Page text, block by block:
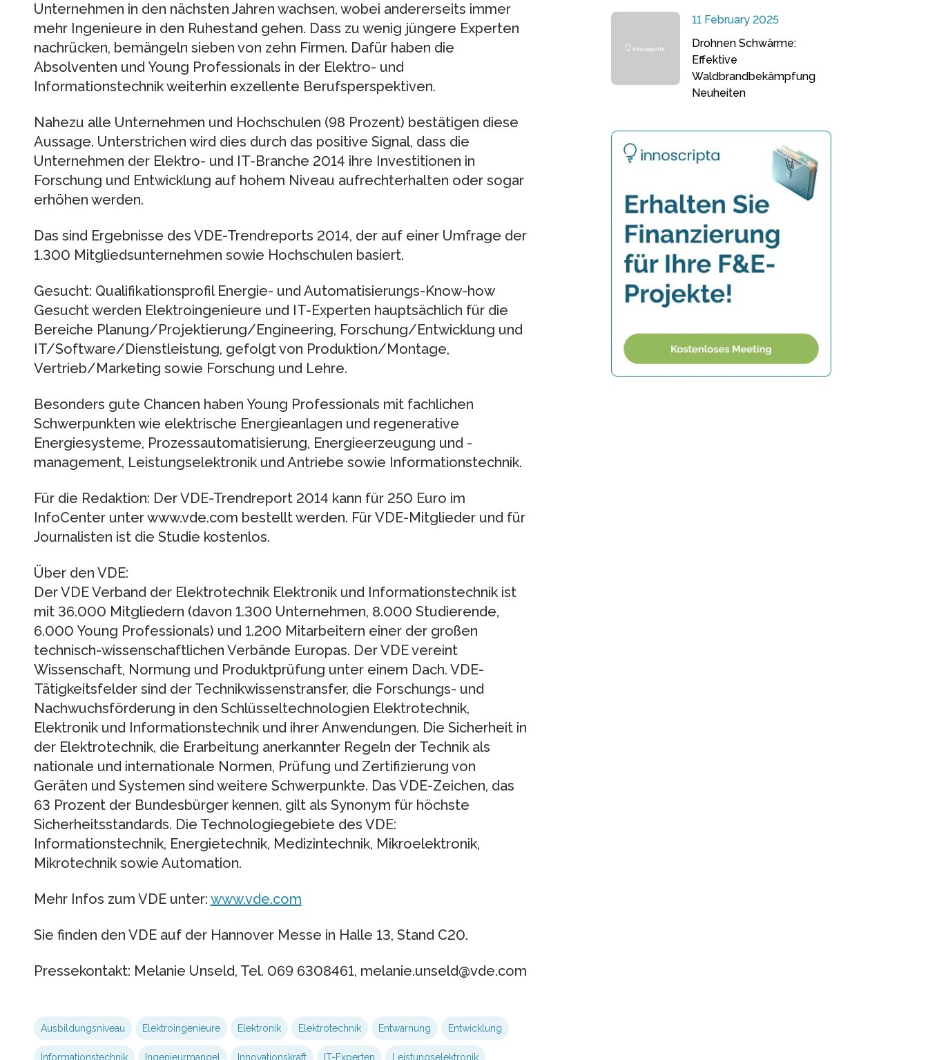
Unternehmen in den nächsten Jahren wachsen, wobei andererseits immer
mehr Ingenieure in den Ruhestand gehen. Dass zu wenig jüngere Experten
nachrücken, bemängeln sieben von zehn Firmen. Dafür haben die
Absolventen und Young Professionals in der Elektro- und
Informationstechnik weiterhin exzellente Berufsperspektiven.
Nahezu alle Unternehmen und Hochschulen (98 Prozent) bestätigen diese
Aussage. Unterstrichen wird dies durch das positive Signal, dass die
Unternehmen der Elektro- und IT-Branche 2014 ihre Investitionen in
Forschung und Entwicklung auf hohem Niveau aufrechterhalten oder sogar
erhöhen werden.
Das sind Ergebnisse des VDE-Trendreports 2014, der auf einer Umfrage der
1.300 Mitgliedsunternehmen sowie Hochschulen basiert.
Gesucht: Qualifikationsprofil Energie- und Automatisierungs-Know-how
Gesucht werden Elektroingenieure und IT-Experten hauptsächlich für die
Bereiche Planung/Projektierung/Engineering, Forschung/Entwicklung und
IT/Software/Dienstleistung, gefolgt von Produktion/Montage,
Vertrieb/Marketing sowie Forschung und Lehre.
Besonders gute Chancen haben Young Professionals mit fachlichen
Schwerpunkten wie elektrische Energieanlagen und regenerative
Energiesysteme, Prozessautomatisierung, Energieerzeugung und -
management, Leistungselektronik und Antriebe sowie Informationstechnik.
Für die Redaktion: Der VDE-Trendreport 2014 kann für 250 Euro im
InfoCenter unter www.vde.com bestellt werden. Für VDE-Mitglieder und für
Journalisten ist die Studie kostenlos.
Über den VDE:
Der VDE Verband der Elektrotechnik Elektronik und Informationstechnik ist
mit 36.000 Mitgliedern (davon 1.300 Unternehmen, 8.000 Studierende,
6.000 Young Professionals) und 1.200 Mitarbeitern einer der großen
technisch-wissenschaftlichen Verbände Europas. Der VDE vereint
Wissenschaft, Normung und Produktprüfung unter einem Dach. VDE-
Tätigkeitsfelder sind der Technikwissenstransfer, die Forschungs- und
Nachwuchsförderung in den Schlüsseltechnologien Elektrotechnik,
Elektronik und Informationstechnik und ihrer Anwendungen. Die Sicherheit in
der Elektrotechnik, die Erarbeitung anerkannter Regeln der Technik als
nationale und internationale Normen, Prüfung und Zertifizierung von
Geräten und Systemen sind weitere Schwerpunkte. Das VDE-Zeichen, das
63 Prozent der Bundesbürger kennen, gilt als Synonym für höchste
Sicherheitsstandards. Die Technologiegebiete des VDE:
Informationstechnik, Energietechnik, Medizintechnik, Mikroelektronik,
Mikrotechnik sowie Automation.
Mehr Infos zum VDE unter: www.vde.com
Sie finden den VDE auf der Hannover Messe in Halle 13, Stand C20.
Pressekontakt: Melanie Unseld, Tel. 069 6308461, melanie.unseld@vde.com
Ausbildungsniveau Elektroingenieure Elektronik Elektrotechnik Entwarnung Entwicklung
Informationstechnik Ingenieurmangel Innovationskraft IT-Experten Leistungselektronik
11 February 2025
Drohnen Schwärme:
Effektive
Waldbrandbekämpfung
Neuheiten